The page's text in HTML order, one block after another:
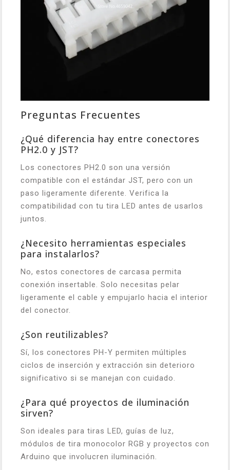
Preguntas Frecuentes
¿Qué diferencia hay entre conectores
PH2.0 y JST?
Los conectores PH2.0 son una versión
compatible con el estándar JST, pero con un
paso ligeramente diferente. Verifica la
compatibilidad con tu tira LED antes de usarlos
juntos.
¿Necesito herramientas especiales
para instalarlos?
No, estos conectores de carcasa permita
conexión insertable. Solo necesitas pelar
ligeramente el cable y empujarlo hacia el interior
del conector.
¿Son reutilizables?
Sí, los conectores PH-Y permiten múltiples
ciclos de inserción y extracción sin deterioro
significativo si se manejan con cuidado.
¿Para qué proyectos de iluminación
sirven?
Son ideales para tiras LED, guías de luz,
módulos de tira monocolor RGB y proyectos con
Arduino que involucren iluminación.